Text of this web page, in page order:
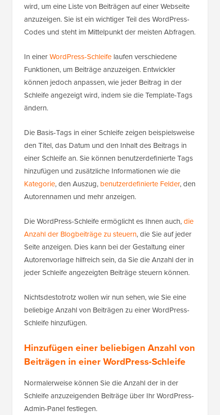
wird, um eine Liste von Beiträgen auf einer Webseite
anzuzeigen. Sie ist ein wichtiger Teil des WordPress-
Codes und steht im Mittelpunkt der meisten Abfragen.
In einerWordPress-Schleife laufen verschiedene
Funktionen, um Beiträge anzuzeigen. Entwickler
können jedoch anpassen, wie jeder Beitrag in der
Schleife angezeigt wird, indem sie die Template-Tags
ändern.
Die Basis-Tags in einer Schleife zeigen beispielsweise
den Titel, das Datum und den Inhalt des Beitrags in
einer Schleife an. Sie können benutzerdefinierte Tags
hinzufügen und zusätzliche Informationen wie die
Kategorie, den Auszug, benutzerdefinierte Felder, den
Autorennamen und mehr anzeigen.
Die WordPress-Schleife ermöglicht es Ihnen auch,die
Anzahl der Blogbeiträge zu steuern, die Sie auf jeder
Seite anzeigen. Dies kann bei der Gestaltung einer
Autorenvorlage hilfreich sein, da Sie die Anzahl der in
jeder Schleife angezeigten Beiträge steuern können.
Nichtsdestotrotz wollen wir nun sehen, wie Sie eine
beliebige Anzahl von Beiträgen zu einer WordPress-
Schleife hinzufügen.
Hinzufügen einer beliebigen Anzahl von
Beiträgen in einer WordPress-Schleife
Normalerweise können Sie die Anzahl der in der
Schleife anzuzeigenden Beiträge über Ihr WordPress-
Admin-Panel festlegen.